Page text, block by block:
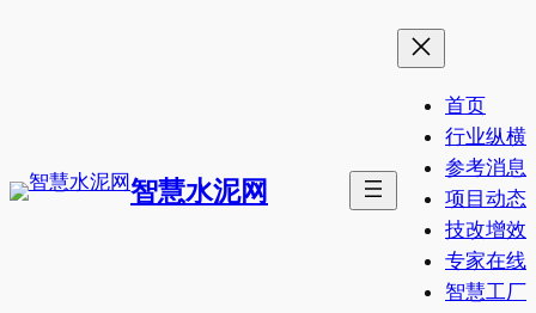
智慧水泥网
首页
行业纵横
参考消息
项目动态
技改增效
专家在线
智慧工厂